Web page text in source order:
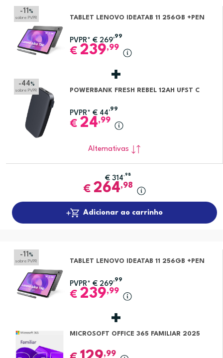
-11 %
sobre PVPR TABLET LENOVO IDEATAB 11 256GB +PEN
PVPR* € 269
,99
€ 239,99
-44 %
sobre PVPR POWERBANK FRESH REBEL 12AH UFST C
PVPR* € 44
,99
€ 24,99
Alternativas
€ 314,98
€ 264,98
Adicionar ao carrinho
-11 %
sobre PVPR TABLET LENOVO IDEATAB 11 256GB +PEN
PVPR* € 269
,99
€ 239,99
MICROSOFT OFFICE 365 FAMILIAR 2025
,99